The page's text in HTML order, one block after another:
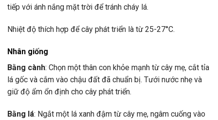
tiếp với ánh nắng mặt trời để tránh cháy lá.
Nhiệt độ thích hợp để cây phát triển là từ 25-27°C.
Nhân giống
Bằng cành: Chọn một thân con khỏe mạnh từ cây mẹ, cắt tỉa
lá gốc và cắm vào chậu đất đã chuẩn bị. Tưới nước nhẹ và
giữ độ ẩm ổn định cho cây phát triển.
Bằng lá: Ngắt một lá xanh đậm từ cây mẹ, ngâm cuống vào